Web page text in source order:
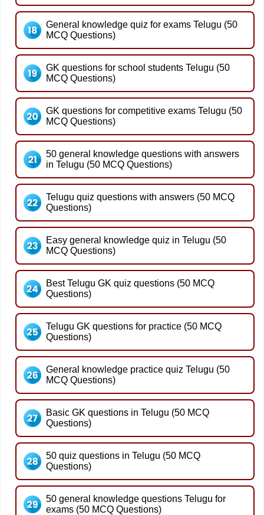
General knowledge quiz for exams Telugu (50
MCQ Questions)
GK questions for school students Telugu (50
MCQ Questions)
GK questions for competitive exams Telugu (50
MCQ Questions)
50 general knowledge questions with answers
in Telugu (50 MCQ Questions)
Telugu quiz questions with answers (50 MCQ
Questions)
Easy general knowledge quiz in Telugu (50
MCQ Questions)
Best Telugu GK quiz questions (50 MCQ
Questions)
Telugu GK questions for practice (50 MCQ
Questions)
General knowledge practice quiz Telugu (50
MCQ Questions)
Basic GK questions in Telugu (50 MCQ
Questions)
50 quiz questions in Telugu (50 MCQ
Questions)
50 general knowledge questions Telugu for
exams (50 MCQ Questions)